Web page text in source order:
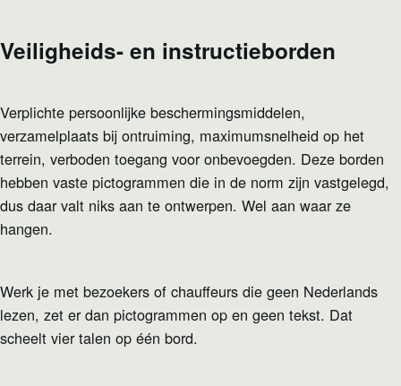
Veiligheids- en instructieborden
Verplichte persoonlijke beschermingsmiddelen,
verzamelplaats bij ontruiming, maximumsnelheid op het
terrein, verboden toegang voor onbevoegden. Deze borden
hebben vaste pictogrammen die in de norm zijn vastgelegd,
dus daar valt niks aan te ontwerpen. Wel aan waar ze
hangen.
Werk je met bezoekers of chauffeurs die geen Nederlands
lezen, zet er dan pictogrammen op en geen tekst. Dat
scheelt vier talen op één bord.